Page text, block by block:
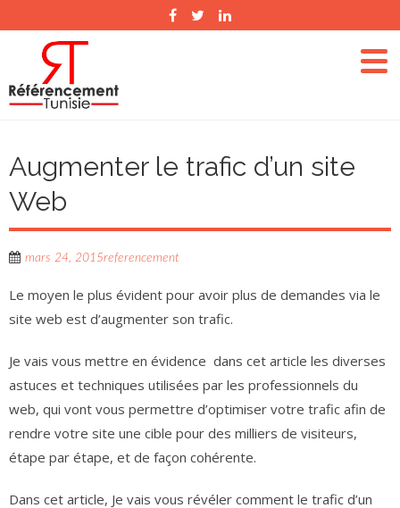
Augmenter le trafic d’un site
Web
mars 24, 2015referencement
Le moyen le plus évident pour avoir plus de demandes via le
site web est d’augmenter son trafic.
Je vais vous mettre en évidence dans cet article les diverses
astuces et techniques utilisées par les professionnels du
web, qui vont vous permettre d’optimiser votre trafic afin de
rendre votre site une cible pour des milliers de visiteurs,
étape par étape, et de façon cohérente.
Dans cet article, Je vais vous révéler comment le trafic d’un